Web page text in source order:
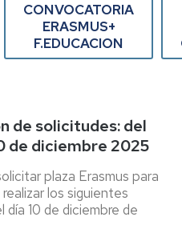
CONVOCATORIA
ERASMUS+
F.EDUCACION
de solicitudes: del
de diciembre 2025
plaza Erasmus para
los siguientes
10 de diciembre de